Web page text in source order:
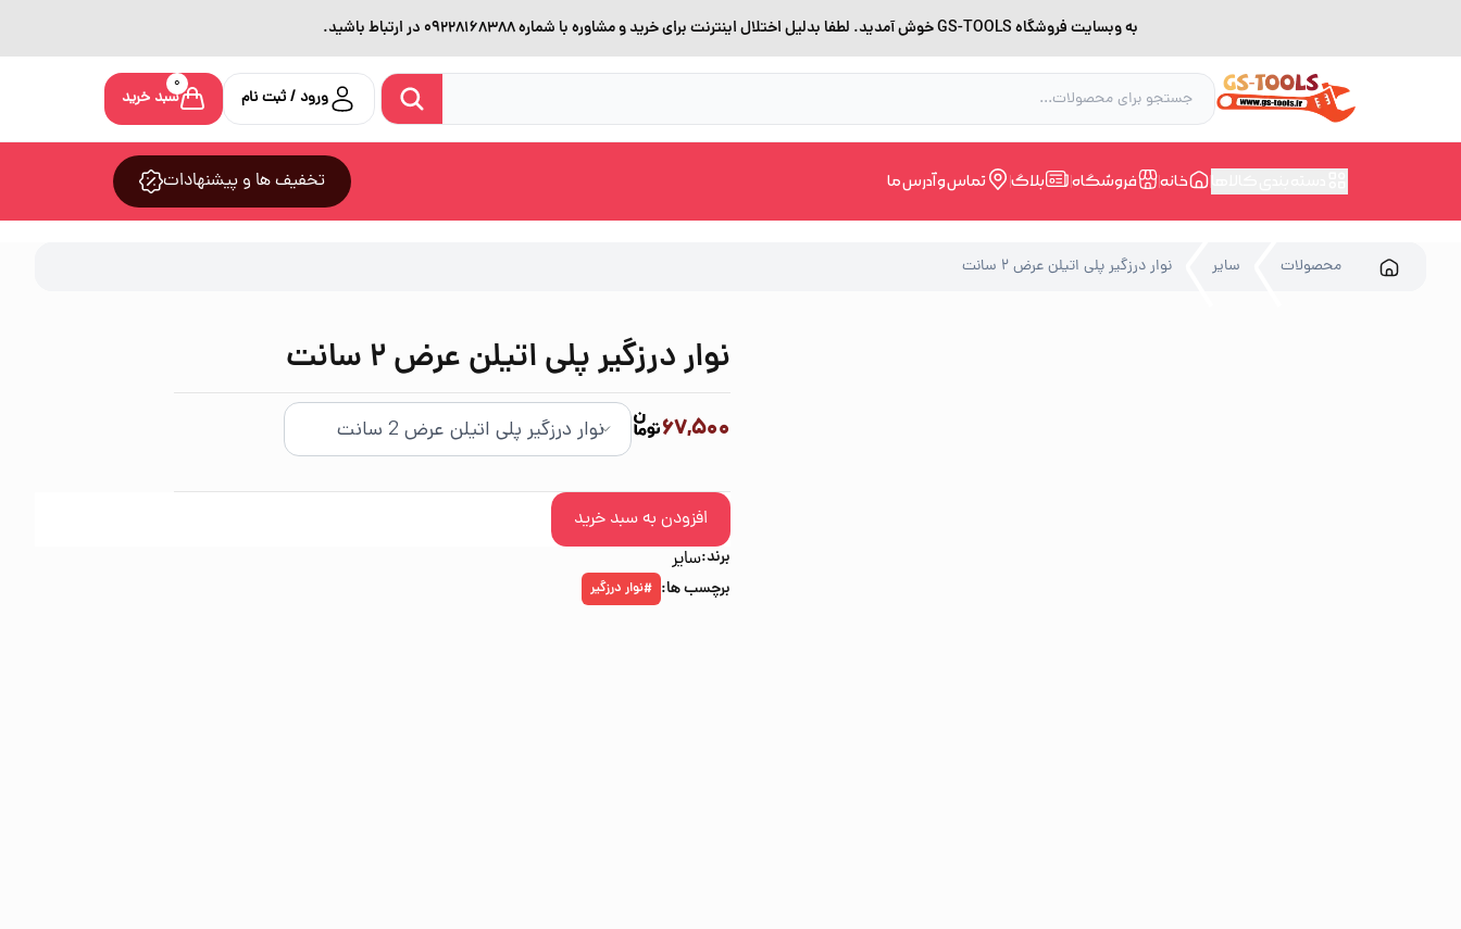
به وبسایت فروشگاه GS-TOOLS خوش آمدید. لطفا بدلیل اختلال اینترنت برای خرید و مشاوره با شماره 09228168388 در ارتباط باشید.
ورود / ثبت نام
0
سبد خرید
خانه فروشگاه بلاگ تماس و آدرس ما تخفیف ها و پیشنهادات
محصولات سایر نوار درزگیر پلی اتیلن عرض 2 سانت
نوار درزگیر پلی اتیلن عرض 2 سانت
67,500
افزودن به سبد خرید
برند:سایر
برچسب ها: #نوار درزگیر